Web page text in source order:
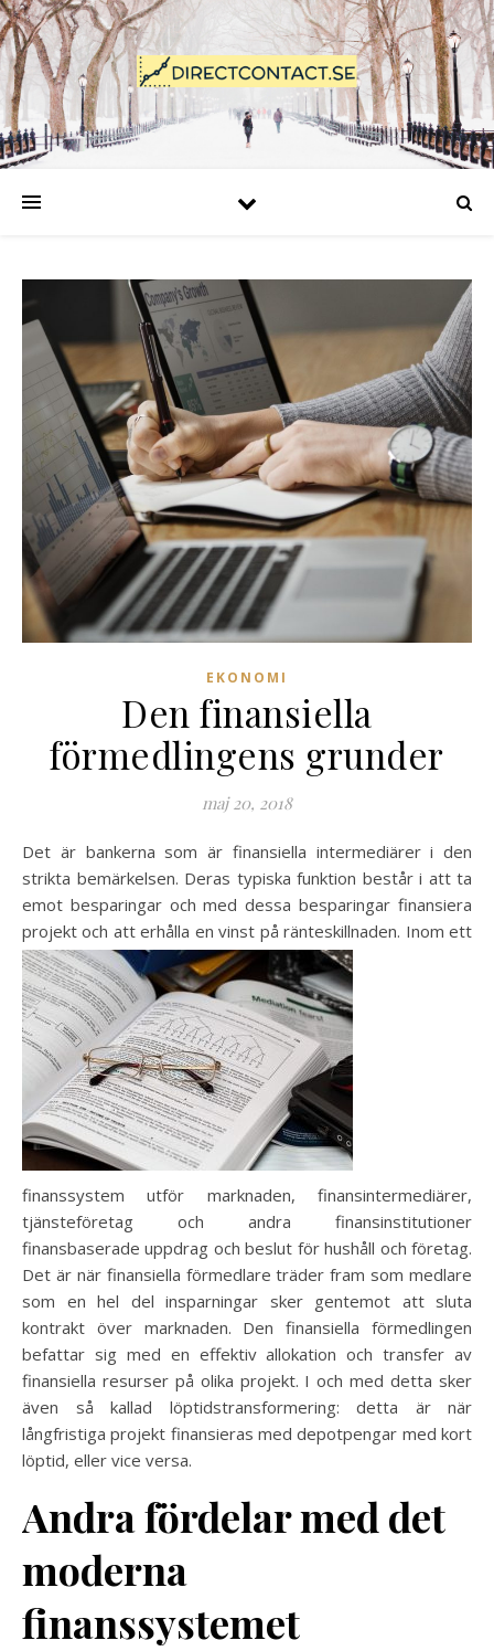
EKONOMI
Den finansiella
förmedlingens grunder
maj 20, 2018
Det är bankerna som är finansiella intermediärer i den
strikta bemärkelsen. Deras typiska funktion består i att ta
emot besparingar och med dessa besparingar finansiera
projekt och att erhålla en vinst på ränteskillnaden. Inom ett
finanssystem utför marknaden, finansintermediärer,
tjänsteföretag och andra finansinstitutioner
finansbaserade uppdrag och beslut för hushåll och företag.
Det är när finansiella förmedlare träder fram som medlare
som en hel del insparningar sker gentemot att sluta
kontrakt över marknaden. Den finansiella förmedlingen
befattar sig med en effektiv allokation och transfer av
finansiella resurser på olika projekt. I och med detta sker
även så kallad löptidstransformering: detta är när
långfristiga projekt finansieras med depotpengar med kort
löptid, eller vice versa.
Andra fördelar med det
moderna
finanssystemet